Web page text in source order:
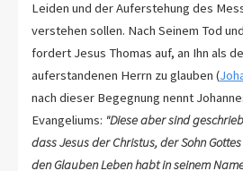
Leiden und der Auferstehung des
verstehen sollen. Nach Seinem Tod
fordert Jesus Thomas auf, an Ihn als den gekreuzigten
auferstandenen Herrn zu glauben (
nach dieser Begegnung nennt
Evangeliums: "Diese aber sind geschrieben, damit ihr glaubt,
dass Jesus der Christus, der Sohn
den Glauben Leben habt in seinem